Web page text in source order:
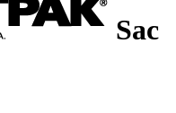
Sac